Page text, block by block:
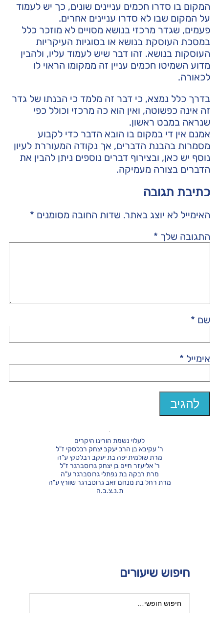
המקום בו סדרו חכמים עניינים שונים, כך יש לעמוד
על המקום שבו לא סדרו עניינים אחרים.
פעמים, שגדר מרכזי בנושא מסויים לא מוזכר כלל
במסכת העוסקת בנושא או בסוגיות העיקריות
העוסקות בנושא. זהו דבר שיש לעמוד עליו, ולהבין
מדוע השמיטו חכמים עניין זה ממקומו הראוי לו
לכאורה.
בדרך כלל נמצא, כי דבר זה מלמד כי הבנתו של גדר
זה אינה כפשוטה, ואין הוא כה מרכזי וכולל כפי
שנראה במבט ראשון.
אמנם אין די במקום בו הובא הדבר כדי לקבוע
מסמרות בהבנת הדברים, אך נקודה המעוררת לעיון
נוסף יש כאן, ובצירוף דברים נוספים ניתן להבין את
הדברים בצורה מעמיקה.
כתיבת תגובה
האימייל לא יוצג באתר. שדות החובה מסומנים *
התגובה שלך *
שם *
אימייל *
חיפוש שיעורים
לעלוי נשמת הורינו היקרים
ר' עקיבא בן הרב יעקב יצחק רבלסקי ז"ל
מרת שולמית יפה בת יעקב רבלסקי ע"ה
ר' אליעזר חיים בן יצחק גרוסברגר ז"ל
מרת רבקה בת נפתלי גרוסברגר ע"ה
מרת רחל בת מנחם זאב גרוסברגר שוורץ ע"ה
ת.נ.צ.ב.ה